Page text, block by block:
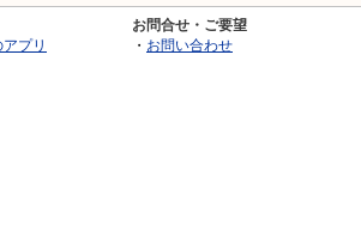
プリ
お問合せ・ご要望
・ お問い合わせ